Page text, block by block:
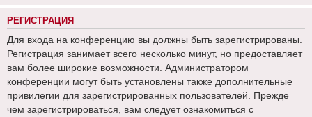
РЕГИСТРАЦИЯ
Для входа на конференцию вы должны быть зарегистрированы.
Регистрация занимает всего несколько минут, но предоставляет
вам более широкие возможности. Администратором
конференции могут быть установлены также дополнительные
привилегии для зарегистрированных пользователей. Прежде
чем зарегистрироваться, вам следует ознакомиться с